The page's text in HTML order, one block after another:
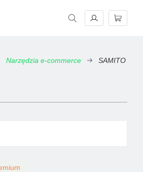
w praktyce. Rzetelne źródło wiedzy o
Narzędzia e-commerce SAMITO